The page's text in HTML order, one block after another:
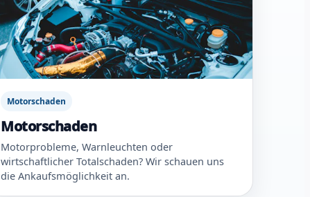
Motorschaden
Motorschaden
Motorprobleme, Warnleuchten oder
wirtschaftlicher Totalschaden? Wir schauen uns
die Ankaufsmöglichkeit an.